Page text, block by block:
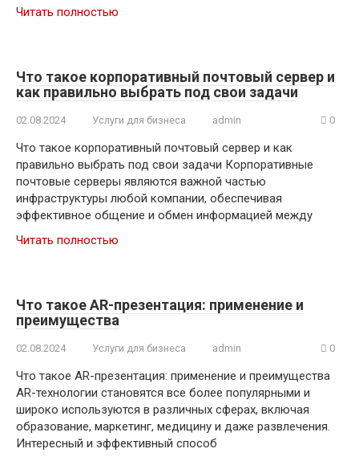
Читать полностью
Что такое корпоративный почтовый сервер и
как правильно выбрать под свои задачи
02.08.2024 Услуги для бизнеса admin 0
Что такое корпоративный почтовый сервер и как
правильно выбрать под свои задачи Корпоративные
почтовые серверы являются важной частью
инфраструктуры любой компании, обеспечивая
эффективное общение и обмен информацией между
Читать полностью
Что такое AR-презентация: применение и
преимущества
02.08.2024 Услуги для бизнеса admin 0
Что такое AR-презентация: применение и преимущества
AR-технологии становятся все более популярными и
широко используются в различных сферах, включая
образование, маркетинг, медицину и даже развлечения.
Интересный и эффективный способ